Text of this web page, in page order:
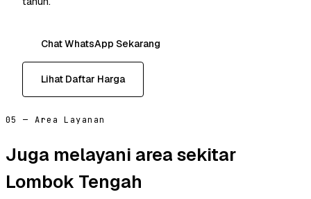
Chat WhatsApp Sekarang
Lihat Daftar Harga
05 — Area Layanan
Juga melayani area sekitar
Lombok Tengah